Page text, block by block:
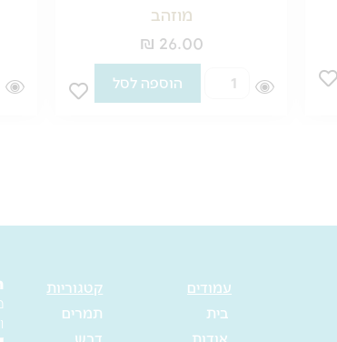
מוזהב
₪ 26.00
כמות
עלה
הוספה לסל
עמודים
בית
אודות
קטגוריות
תמרים
דבש